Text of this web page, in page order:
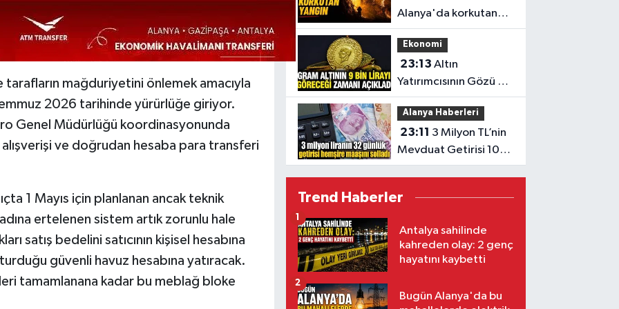
tarafların mağduriyetini önlemek amacıyla
2026 tarihinde yürürlüğe giriyor.
Genel Müdürlüğü koordinasyonunda
ve doğrudan hesaba para transferi
1 Mayıs için planlanan ancak teknik
ertelenen sistem artık zorunlu hale
satış bedelini satıcının kişisel hesabına
güvenli havuz hesabına yatıracak.
tamamlanana kadar bu meblağ bloke
Alanya'da korkutan
yangın
Ekonomi
23:13 Altın
Yatırımcısının Gözü 9
Bin TL’de
Alanya Haberleri
23:11
Mevduat Getirisi 100
Bini Aştı
Trend Haberler
Antalya sahilinde
kahreden olay: 2 genç
hayatını kaybetti
1
Bugün Alanya'da bu
2